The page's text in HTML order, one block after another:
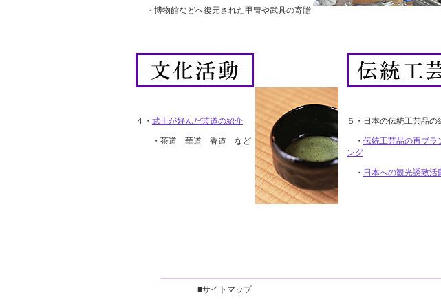
・博物館などへ復元された甲冑や武具の寄贈
４・ 武士が好んだ芸道の紹介
・茶道 華道 香道 など
５・日本の伝統工芸品の
・ 伝統工芸品の再ブラ
ング
・ 日本への観光誘致活
■サイトマップ